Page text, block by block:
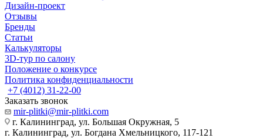
Дизайн-проект
Отзывы
Бренды
Статьи
Калькуляторы
3D-тур по салону
Положение о конкурсе
Политика конфиденциальности
+7 (4012) 31-22-00
Заказать звонок
mir-plitki@mir-plitki.com
г. Калининград, ул. Большая Окружная, 5
г. Калининград, ул. Богдана Хмельницкого, 117-121